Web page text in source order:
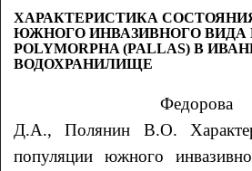
ХАРАКТЕРИСТИКА
ЮЖНОГО ИНВАЗИВНОГО ВИДА
POLYMORPHA (PALLAS) В
ВОДОХРАНИЛИЩЕ
Д.А., Полянин В.О.
популяции южного